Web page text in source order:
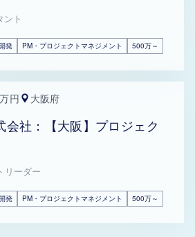
ント
発 PM・プロジェクトマネジメント 500万～
円 大阪府
会社：【大阪】プロジェク
リーダー
発 PM・プロジェクトマネジメント 500万～